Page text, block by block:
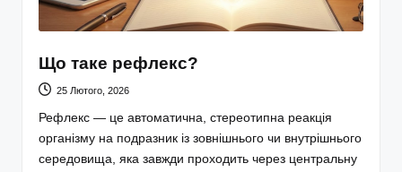
Що таке рефлекс?
25 Лютого, 2026
Рефлекс — це автоматична, стереотипна реакція
організму на подразник із зовнішнього чи внутрішнього
середовища, яка завжди проходить через центральну